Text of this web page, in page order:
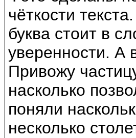
чёткости
буква стоит в
уверенности. А
Привожу
насколько
поняли
несколько